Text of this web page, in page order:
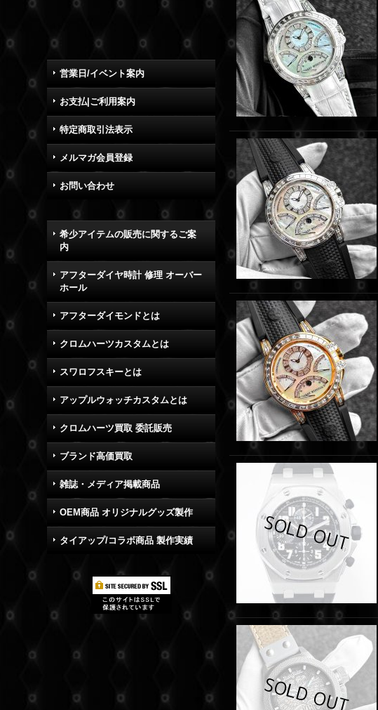
営業日/イベント案内
お支払|ご利用案内
特定商取引法表示
メルマガ会員登録
お問い合わせ
希少アイテムの販売に関するご案
内
アフターダイヤ時計 修理 オーバー
ホール
アフターダイモンドとは
クロムハーツカスタムとは
スワロフスキーとは
アップルウォッチカスタムとは
クロムハーツ買取 委託販売
ブランド高価買取
雑誌・メディア掲載商品
OEM商品 オリジナルグッズ製作
タイアップ/コラボ商品 製作実績